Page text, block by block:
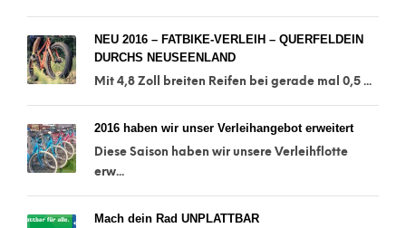
NEU 2016 – FATBIKE-VERLEIH – QUERFELDEIN
DURCHS NEUSEENLAND
Mit 4,8 Zoll breiten Reifen bei gerade mal 0,5 ...
2016 haben wir unser Verleihangebot erweitert
Diese Saison haben wir unsere Verleihflotte
erw...
Mach dein Rad UNPLATTBAR